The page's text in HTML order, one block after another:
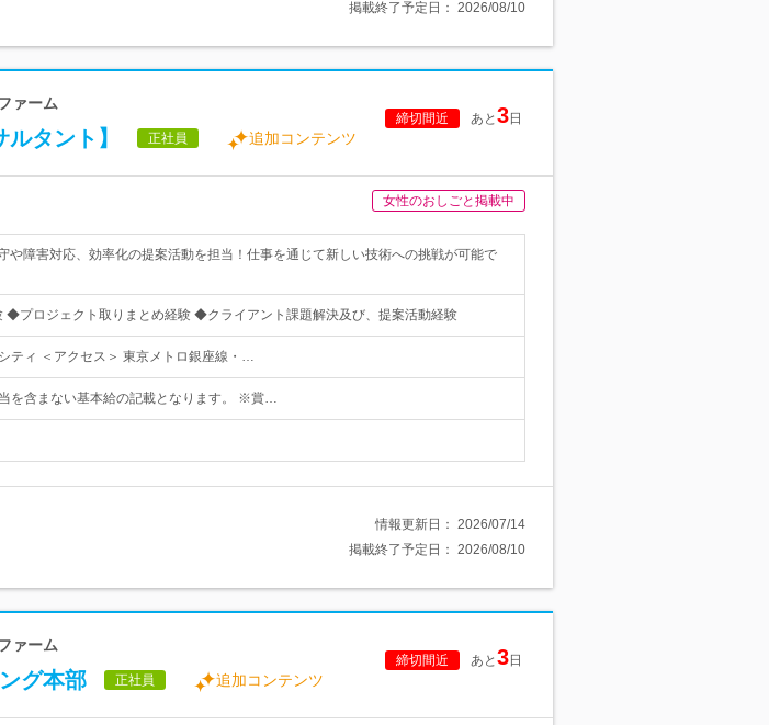
掲載終了予定日： 2026/08/10
ァーム
タント】 正社員 追加コンテンツ
締切間近 あと 3日
女性のおしごと掲載中
や障害対応、効率化の提案活動を担当！仕事を通じて新しい技術への挑戦が可能で
◆プロジェクト取りまとめ経験 ◆クライアント課題解決及び、提案活動経験
ティ ＜アクセス＞ 東京メトロ銀座線・…
を含まない基本給の記載となります。 ※賞…
情報更新日： 2026/07/14
掲載終了予定日： 2026/08/10
ァーム
グ本部 正社員 追加コンテンツ
締切間近 あと 3日